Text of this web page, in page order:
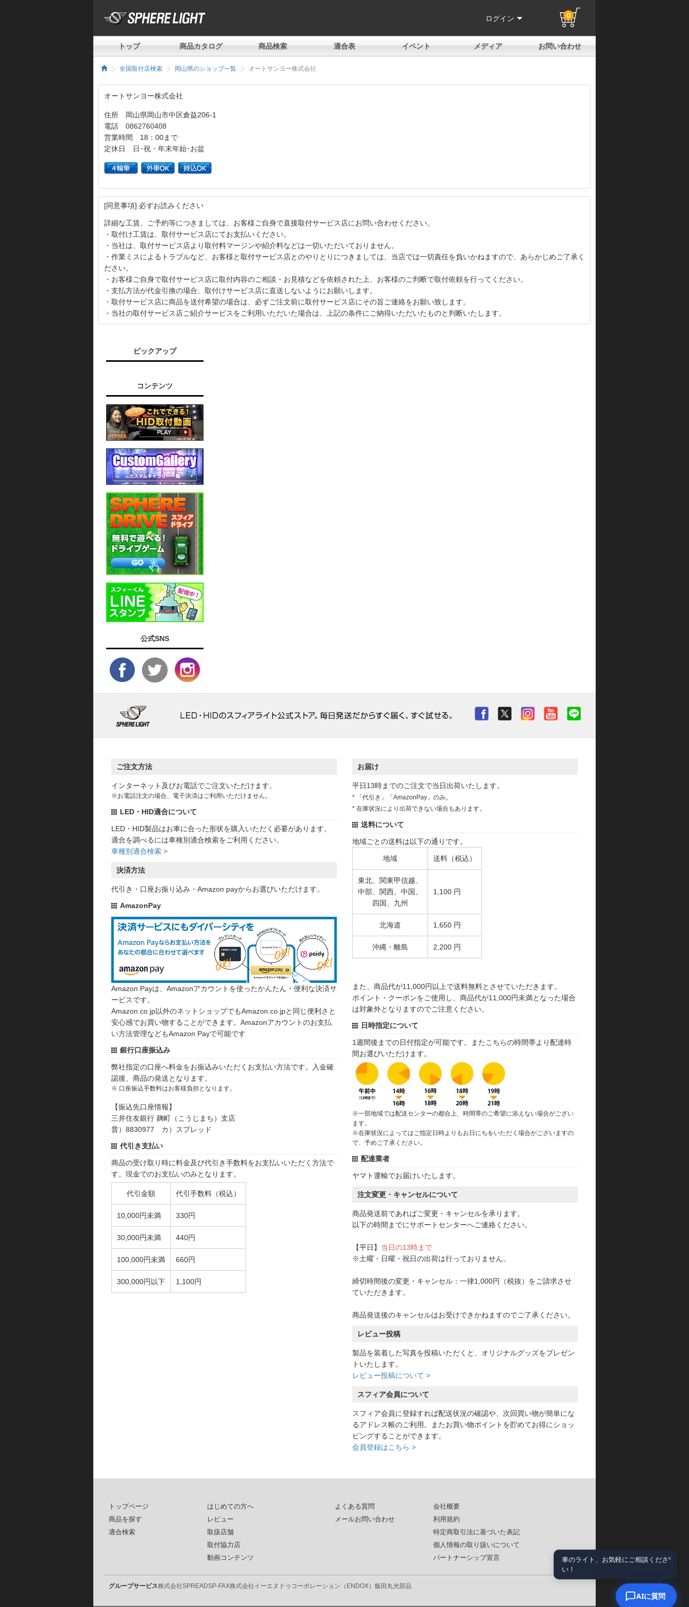
ログイン 0
トップ 商品カタログ 商品検索 適合表 イベント メディア お問い合わせ
全国取付店検索 岡山県のショップ一覧 オートサンヨー株式会社
オートサンヨー株式会社
住所 岡山県岡山市中区倉益206-1
電話 0862760408
営業時間 18：00まで
定休日 日･祝・年末年始･お盆
[同意事項] 必ずお読みください
詳細な工賃、ご予約等につきましては、お客様ご自身で直接取付サービス店にお問い合わせください。
・取付け工賃は、取付サービス店にてお支払いください。
・当社は、取付サービス店より取付料マージンや紹介料などは一切いただいておりません。
・作業ミスによるトラブルなど、お客様と取付サービス店とのやりとりにつきましては、当店では一切責任を負いかねますので、あらかじめご了承く
ださい。
・お客様ご自身で取付サービス店に取付内容のご相談・お見積などを依頼された上、お客様のご判断で取付依頼を行ってください。
・支払方法が代金引換の場合、取付けサービス店に直送しないようにお願いします。
・取付サービス店に商品を送付希望の場合は、必ずご注文前に取付サービス店にその旨ご連絡をお願い致します。
・当社の取付サービス店ご紹介サービスをご利用いただいた場合は、上記の条件にご納得いただいたものと判断いたします。
ピックアップ
コンテンツ
公式SNS
ご注文方法
インターネット及びお電話でご注文いただけます。
※お電話注文の場合、電子決済はご利用いただけません。
LED・HID適合について
LED・HID製品はお車に合った形状を購入いただく必要があります。
適合を調べるには車種別適合検索をご利用ください。
車種別適合検索 >
決済方法
代引き・口座お振り込み・Amazon payからお選びいただけます。
AmazonPay
Amazon Payは、Amazonアカウントを使ったかんたん・便利な決済サ
ービスです。
Amazon.co.jp以外のネットショップでもAmazon.co.jpと同じ便利さと
安心感でお買い物することができます。Amazonアカウントのお支払
い方法管理などもAmazon Payで可能です
銀行口座振込み
弊社指定の口座へ料金をお振込みいただくお支払い方法です。入金確
認後、商品の発送となります。
※ 口座振込手数料はお客様負担となります。
【振込先口座情報】
三井住友銀行 麹町（こうじまち）支店
普）8830977 カ）スプレッド
代引き支払い
商品の受け取り時に料金及び代引き手数料をお支払いいただく方法で
す。現金でのお支払いのみとなります。
代引金額 代引手数料（税込）
10,000円未満 330円
30,000円未満 440円
100,000円未満 660円
300,000円以下 1,100円
お届け
平日13時までのご注文で当日出荷いたします。
* 「代引き」「AmazonPay」のみ。
* 在庫状況により出荷できない場合もあります。
送料について
地域ごとの送料は以下の通りです。
地域 送料（税込）
東北、関東甲信越、
中部、関西、中国、
四国、九州
1,100 円
北海道 1,650 円
沖縄・離島 2,200 円
また、商品代が11,000円以上で送料無料とさせていただきます。
ポイント・クーポンをご使用し、商品代が11,000円未満となった場合
は対象外となりますのでご注意ください。
日時指定について
1週間後までの日付指定が可能です。またこちらの時間帯より配達時
間お選びいただけます。
※一部地域では配送センターの都合上、時間帯のご希望に添えない場合がござい
ます。
※在庫状況によってはご指定日時よりもお日にちをいただく場合がございますの
で、予めご了承ください。
配達業者
ヤマト運輸でお届けいたします。
注文変更・キャンセルについて
商品発送前であればご変更・キャンセルを承ります。
以下の時間までにサポートセンターへご連絡ください。
【平日】 当日の13時まで
※土曜・日曜・祝日の出荷は行っておりません。
締切時間後の変更・キャンセル：一律1,000円（税抜）をご請求させ
ていただきます。
商品発送後のキャンセルはお受けできかねますのでご了承ください。
レビュー投稿
製品を装着した写真を投稿いただくと、オリジナルグッズをプレゼン
トいたします。
レビュー投稿について >
スフィア会員について
スフィア会員に登録すれば配送状況の確認や、次回買い物が簡単にな
るアドレス帳のご利用。またお買い物ポイントを貯めてお得にショッ
ピングすることができます。
会員登録はこちら >
トップページ
商品を探す
適合検索
はじめての方へ
レビュー
取扱店舗
取付協力店
動画コンテンツ
よくある質問
メールお問い合わせ
会社概要
利用規約
特定商取引法に基づいた表記
個人情報の取り扱いについて
パートナーシップ宣言
グループサービス株式会社SPREADSP-FAX株式会社イーエヌドゥコーポレーション（ENDOX） 飯田丸光部品
AIに質問
×
車のライト、お気軽にご相談くださ
い！